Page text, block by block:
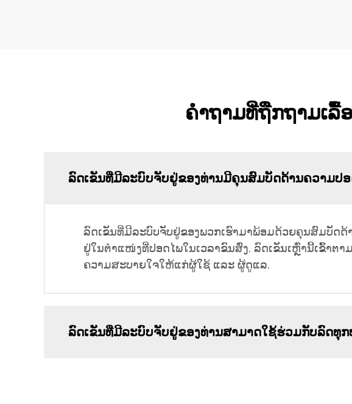
ຄຳຖາມທີ່ຖືກຖາມເລື້
ລົດເຂັນທີ່ມີລະບົບຈັບຢູ່ຂອງທ່ານມີຄຸນສົມບັດດ້ານຄວາມປ
ລົດເຂັນທີ່ມີລະບົບຈັບຢູ່ຂອງພວກເຮົາມາພ້ອມດ້ວຍຄຸນສົມບັດ
ຢູ່ໃນຕຳແໜ່ງທີ່ປອດໄພໃນເວລາຂົນສົ່ງ. ລົດເຂັນເຫຼົ່ານີ້ເຂົ້າຕ
ຄວາມສະບາຍໃຈໃຫ້ແກ່ຜູ້ໃຊ້ ແລະ ຜູ້ດູແລ.
ລົດເຂັນທີ່ມີລະບົບຈັບຢູ່ຂອງທ່ານສາມາດໃຊ້ຮ່ວມກັບລົດທຸກ